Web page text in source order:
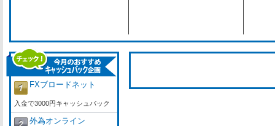
FXブロードネット
入金で3000円キャッシュバック
外為オンライン